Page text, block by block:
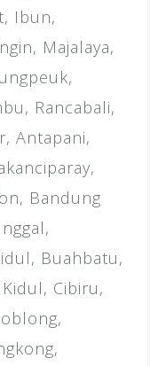
Ibun,
Majalaya,
Rancabali,
Antapani,
Bandung
Buahbatu,
Cibiru,